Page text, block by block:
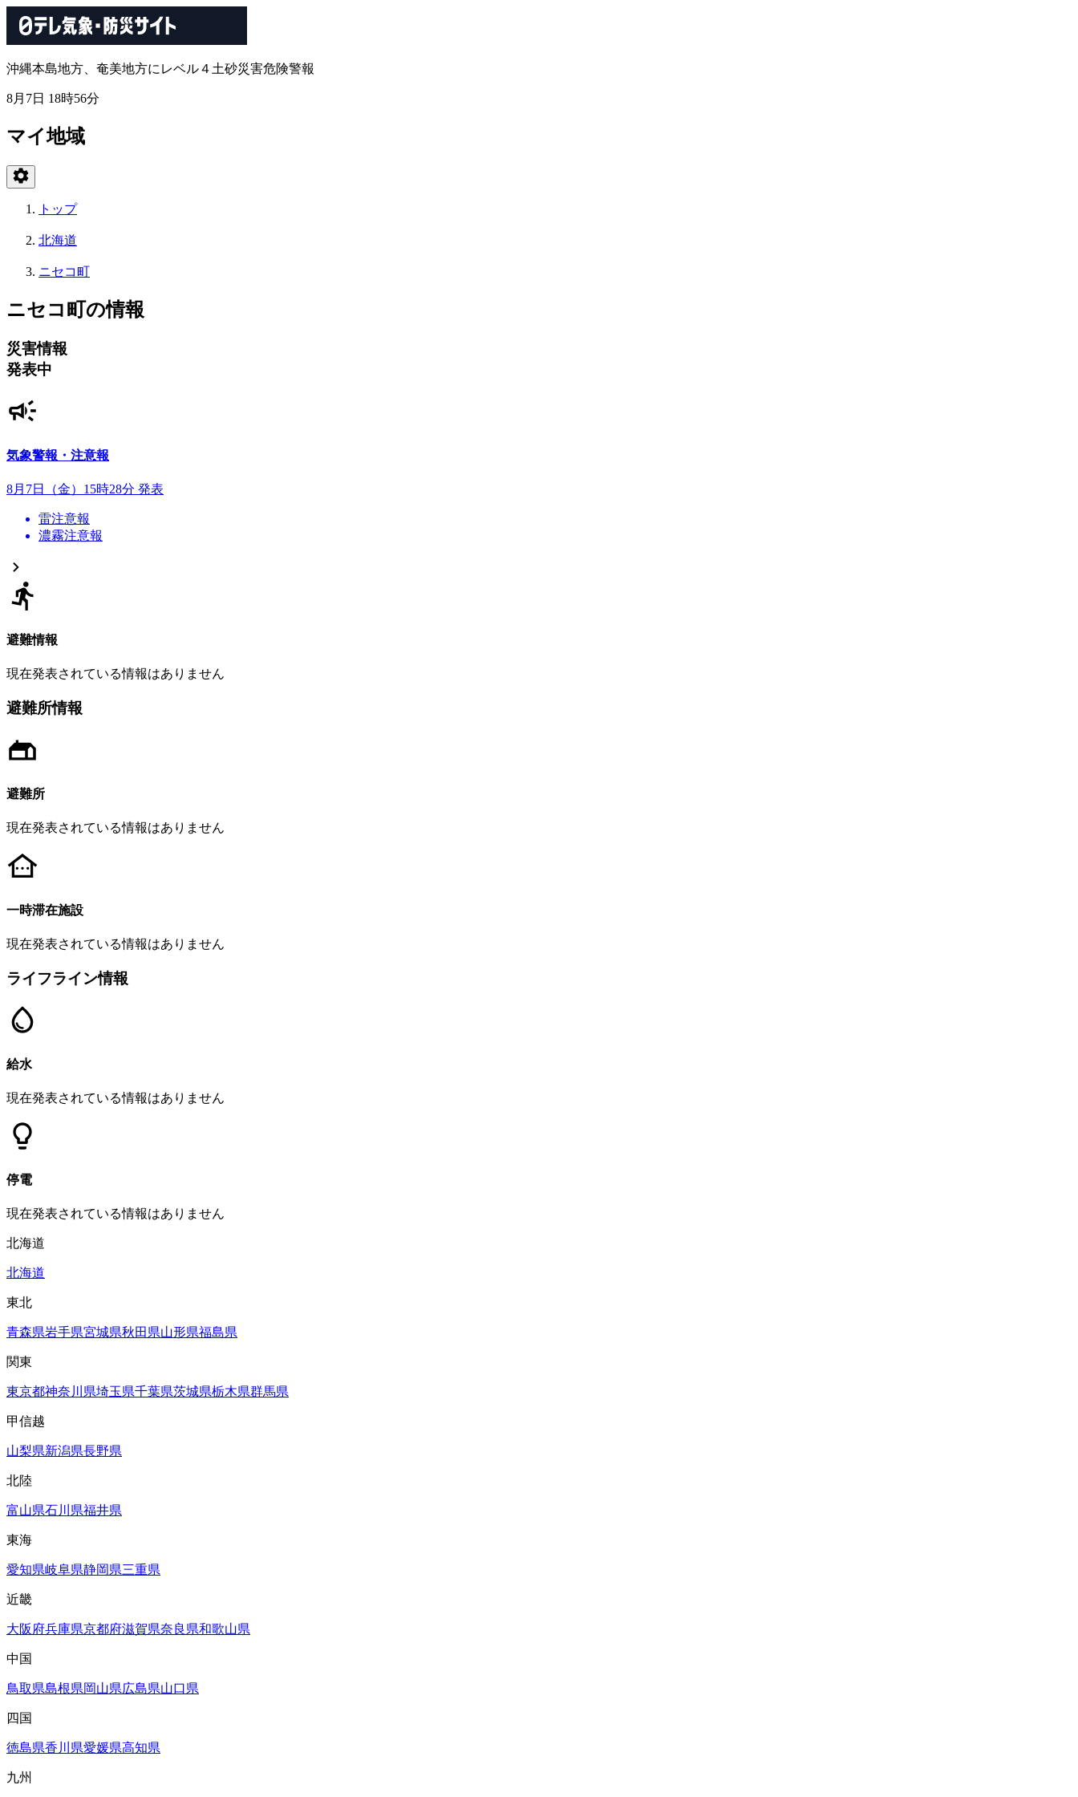
沖縄本島地方、奄美地方にレベル４土砂災害危険警報
8月7日 18時56分
マイ地域
トップ
北海道
ニセコ町
ニセコ町の情報
災害情報
発表中
気象警報・注意報
8月7日（金）15時28分 発表
雷注意報
濃霧注意報
避難情報
現在発表されている情報はありません
避難所情報
避難所
現在発表されている情報はありません
一時滞在施設
現在発表されている情報はありません
ライフライン情報
給水
現在発表されている情報はありません
停電
現在発表されている情報はありません
北海道
北海道
東北
青森県岩手県宮城県秋田県山形県福島県
関東
東京都神奈川県埼玉県千葉県茨城県栃木県群馬県
甲信越
山梨県新潟県長野県
北陸
富山県石川県福井県
東海
愛知県岐阜県静岡県三重県
近畿
大阪府兵庫県京都府滋賀県奈良県和歌山県
中国
鳥取県島根県岡山県広島県山口県
四国
徳島県香川県愛媛県高知県
九州